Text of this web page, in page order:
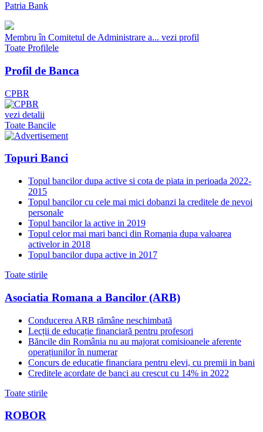
Patria Bank
Membru în Comitetul de Administrare a... vezi profil
Toate Profilele
Profil de Banca
CPBR
vezi detalii
Toate Bancile
Topuri Banci
Topul bancilor dupa active si cota de piata in perioada 2022-
2015
Topul bancilor cu cele mai mici dobanzi la creditele de nevoi
personale
Topul bancilor la active in 2019
Topul celor mai mari banci din Romania dupa valoarea
activelor in 2018
Topul bancilor dupa active in 2017
Toate stirile
Asociatia Romana a Bancilor (ARB)
Conducerea ARB rămâne neschimbată
Lecții de educație financiară pentru profesori
Băncile din România nu au majorat comisioanele aferente
operațiunilor în numerar
Concurs de educatie financiara pentru elevi, cu premii in bani
Creditele acordate de banci au crescut cu 14% in 2022
Toate stirile
ROBOR